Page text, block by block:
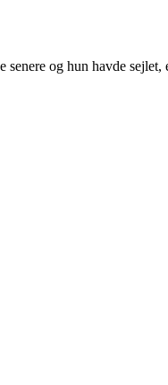
senere og hun havde